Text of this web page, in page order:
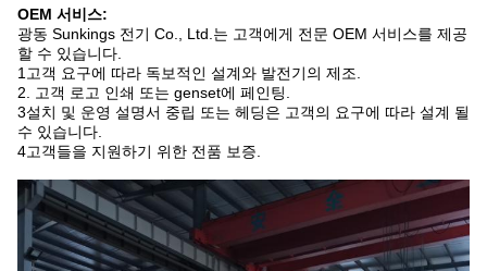
OEM 서비스:
광동 Sunkings 전기 Co., Ltd.는 고객에게 전문 OEM 서비스를 제공
할 수 있습니다.
1고객 요구에 따라 독보적인 설계와 발전기의 제조.
2. 고객 로고 인쇄 또는 genset에 페인팅.
3설치 및 운영 설명서 중립 또는 헤딩은 고객의 요구에 따라 설계 될
수 있습니다.
4고객들을 지원하기 위한 전품 보증.